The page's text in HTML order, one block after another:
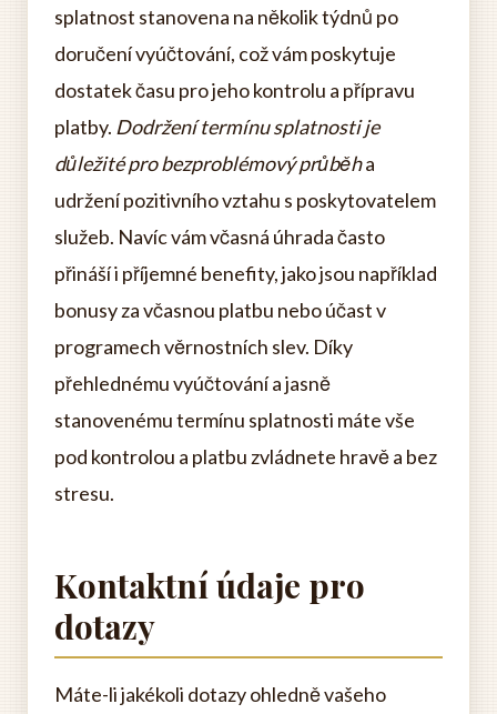
splatnost stanovena na několik týdnů po
doručení vyúčtování, což vám poskytuje
dostatek času pro jeho kontrolu a přípravu
platby. Dodržení termínu splatnosti je
důležité pro bezproblémový průběha
udržení pozitivního vztahu s poskytovatelem
služeb. Navíc vám včasná úhrada často
přináší i příjemné benefity, jako jsou například
bonusy za včasnou platbu nebo účast v
programech věrnostních slev. Díky
přehlednému vyúčtování a jasně
stanovenému termínu splatnosti máte vše
pod kontrolou a platbu zvládnete hravě a bez
stresu.
Kontaktní údaje pro
dotazy
Máte-li jakékoli dotazy ohledně vašeho